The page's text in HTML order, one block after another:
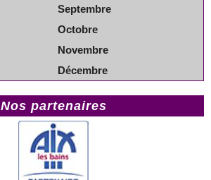
Septembre
Octobre
Novembre
Décembre
Nos partenaires